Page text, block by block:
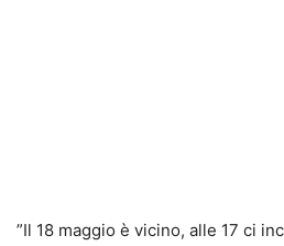
”Il 18 maggio è vicino, alle 17 ci